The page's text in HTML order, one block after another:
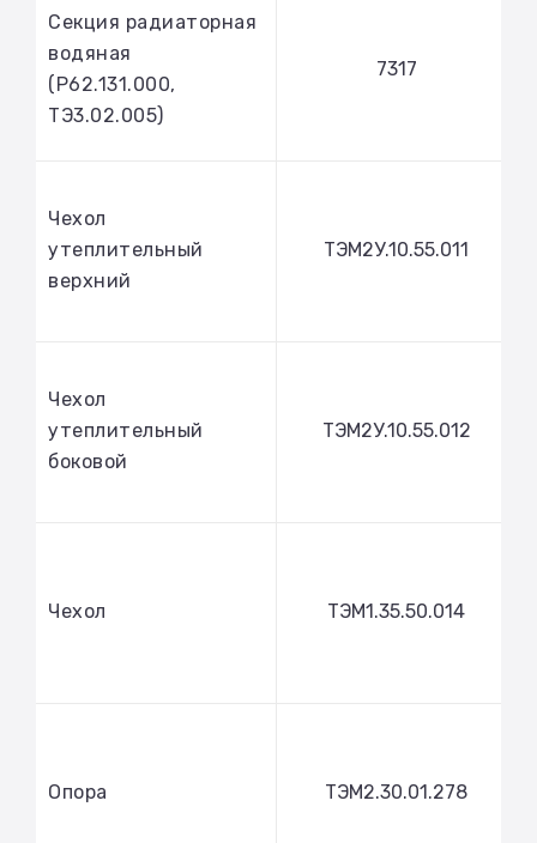
Секция радиаторная
водяная
(Р62.131.000,
ТЭ3.02.005)
7317
Чехол
утеплительный
верхний
ТЭМ2У.10.55.011
Чехол
утеплительный
боковой
ТЭМ2У.10.55.012
Чехол ТЭМ1.35.50.014
Опора ТЭМ2.30.01.278